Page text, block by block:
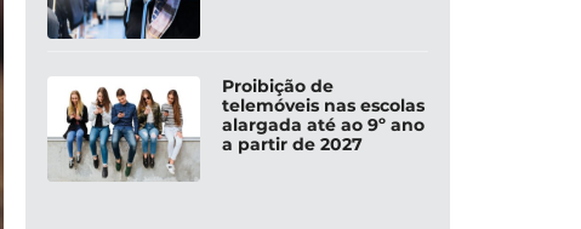
Proibição de
telemóveis nas escolas
alargada até ao 9º ano
a partir de 2027